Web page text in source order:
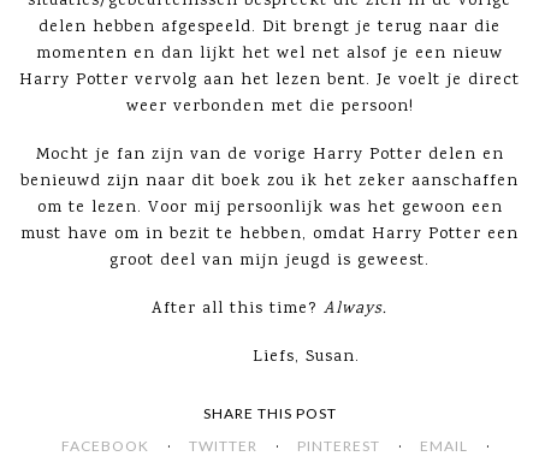
delen hebben afgespeeld. Dit brengt je terug naar die
momenten en dan lijkt het wel net alsof je een nieuw
Harry Potter vervolg aan het lezen bent. Je voelt je direct
weer verbonden met die persoon!
Mocht je fan zijn van de vorige Harry Potter delen en
benieuwd zijn naar dit boek zou ik het zeker aanschaffen
om te lezen. Voor mij persoonlijk was het gewoon een
must have om in bezit te hebben, omdat Harry Potter een
groot deel van mijn jeugd is geweest.
After all this time? Always.
Liefs, Susan.
SHARE THIS POST
FACEBOOK
· TWITTER · PINTEREST · EMAIL ·